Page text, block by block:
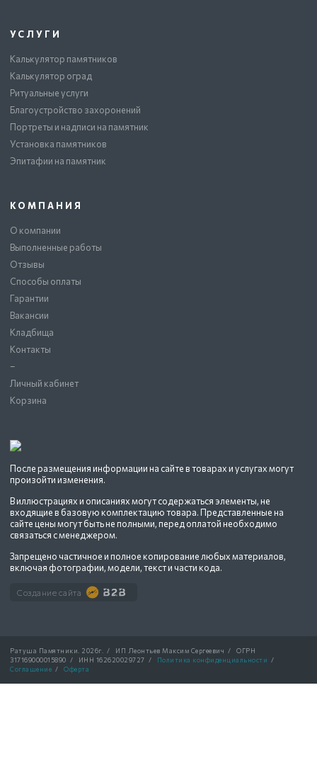
После размещения информации на сайте в товарах и услугах могут
произойти изменения.
В иллюстрациях и описаниях могут содержаться элементы, не
входящие в базовую комплектацию товара. Представленные на
сайте цены могут быть не полными, перед оплатой необходимо
связаться с менеджером.
Запрещено частичное и полное копирование любых материалов,
включая фотографии, модели, текст и части кода.
Создание сайта
УСЛУГИ
Калькулятор памятников
Калькулятор оград
Ритуальные услуги
Благоустройство захоронений
Портреты и надписи на памятник
Установка памятников
Эпитафии на памятник
КОМПАНИЯ
О компании
Выполненные работы
Отзывы
Способы оплаты
Гарантии
Вакансии
Кладбища
Контакты
–
Личный кабинет
Корзина
Ратуша Памятники. 2026г. / ИП Леонтьев Максим Сергеевич /
ОГРН
317169000015890
/ ИНН 162620029727 / Политика конфиденциальности
/
Соглашение / Оферта